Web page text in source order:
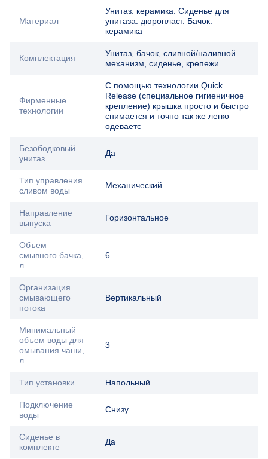
Материал
Унитаз: керамика. Сиденье для
унитаза: дюропласт. Бачок:
керамика
Комплектация
Унитаз, бачок, сливной/наливной
механизм, сиденье, крепежи.
Фирменные
технологии
С помощью технологии Quick
Release (специальное гигиеничное
крепление) крышка просто и быстро
снимается и точно так же легко
одеваетс
Безободковый
унитаз
Да
Тип управления
сливом воды
Механический
Направление
выпуска
Горизонтальное
Объем
смывного бачка,
л
6
Организация
смывающего
потока
Вертикальный
Минимальный
объем воды для
омывания чаши,
л
3
Тип установки Напольный
Подключение
воды
Снизу
Сиденье в
комплекте
Да